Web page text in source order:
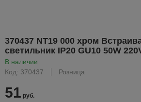
370437 NT19 000 хром
светильник IP20 GU10 50W
В наличии
Код: 370437
Розница
51 руб.